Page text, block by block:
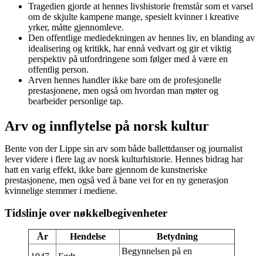
Tragedien gjorde at hennes livshistorie fremstår som et varsel
om de skjulte kampene mange, spesielt kvinner i kreative
yrker, måtte gjennomleve.
Den offentlige mediedekningen av hennes liv, en blanding av
idealisering og kritikk, har ennå vedvart og gir et viktig
perspektiv på utfordringene som følger med å være en
offentlig person.
Arven hennes handler ikke bare om de profesjonelle
prestasjonene, men også om hvordan man møter og
bearbeider personlige tap.
Arv og innflytelse på norsk kultur
Bente von der Lippe sin arv som både ballettdanser og journalist
lever videre i flere lag av norsk kulturhistorie. Hennes bidrag har
hatt en varig effekt, ikke bare gjennom de kunstneriske
prestasjonene, men også ved å bane vei for en ny generasjon
kvinnelige stemmer i mediene.
Tidslinje over nøkkelbegivenheter
År Hendelse
Betydning
Begynnelsen på en